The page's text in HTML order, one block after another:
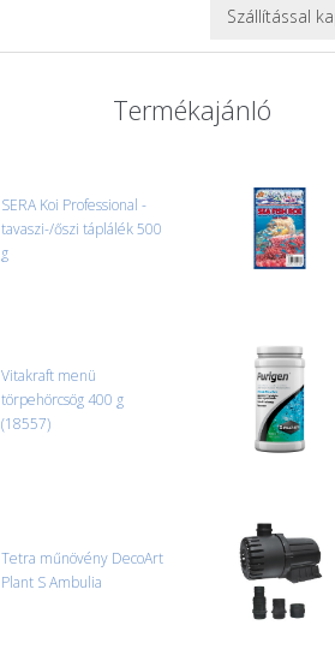
Szállítással
nagy vagy
ajánlatot adunk.
oldjuk meg.
CSOMAG
Amennyiben
tapasztal, a
Termékajánló
SERA Koi Professional -
tavaszi-/őszi táplálék 500
g
Vitakraft menü
törpehörcsög 400 g
(18557)
Tetra műnövény DecoArt
Plant S Ambulia